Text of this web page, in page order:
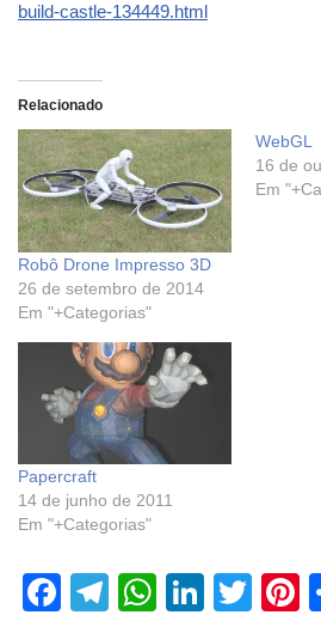
build-castle-134449.html
Relacionado
Robô Drone Impresso 3D
26 de setembro de 2014
Em "+Categorias"
WebGL
16 de
Em
Papercraft
14 de junho de 2011
Em "+Categorias"
F
T
W
Li
T